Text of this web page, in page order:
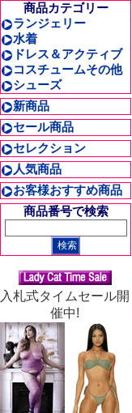
商品カテゴリー
ランジェリー
水着
ドレス＆アクティブ
コスチュームその他
シューズ
新商品
セール商品
セレクション
人気商品
お客様おすすめ商品
商品番号で検索
入札式タイムセール開
催中!